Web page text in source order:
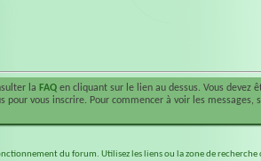
la FAQ en cliquant sur le lien au dessus. Vous devez
pour vous inscrire. Pour commencer à voir les messages,
du forum. Utilisez les liens ou la zone de